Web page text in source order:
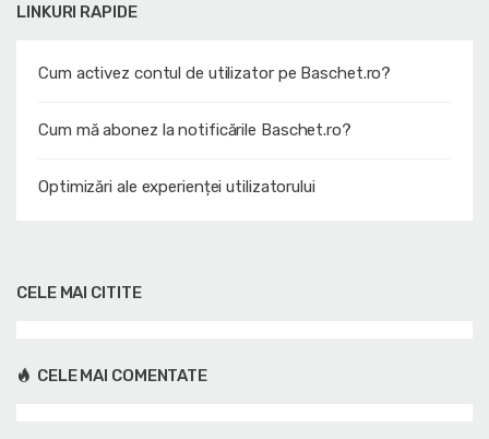
LINKURI RAPIDE
Cum activez contul de utilizator pe Baschet.ro?
Cum mă abonez la notificările Baschet.ro?
Optimizări ale experienței utilizatorului
CELE MAI CITITE
CELE MAI COMENTATE